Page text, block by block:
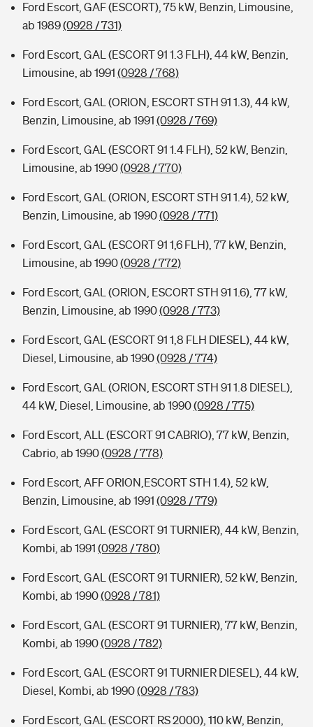
Ford Escort, GAF (ESCORT), 75 kW, Benzin, Limousine,
ab 1989(0928 / 731)
Ford Escort, GAL (ESCORT 91 1.3 FLH), 44 kW, Benzin,
Limousine, ab 1991 (0928 / 768)
Ford Escort, GAL (ORION, ESCORT STH 91 1.3), 44 kW,
Benzin, Limousine, ab 1991 (0928 / 769)
Ford Escort, GAL (ESCORT 91 1.4 FLH), 52 kW, Benzin,
Limousine, ab 1990(0928 / 770)
Ford Escort, GAL (ORION, ESCORT STH 91 1.4), 52 kW,
Benzin, Limousine, ab 1990(0928 / 771)
Ford Escort, GAL (ESCORT 91 1,6 FLH), 77 kW, Benzin,
Limousine, ab 1990(0928 / 772)
Ford Escort, GAL (ORION, ESCORT STH 91 1.6), 77 kW,
Benzin, Limousine, ab 1990(0928 / 773)
Ford Escort, GAL (ESCORT 91 1,8 FLH DIESEL), 44 kW,
Diesel, Limousine, ab 1990(0928 / 774)
Ford Escort, GAL (ORION, ESCORT STH 91 1.8 DIESEL),
44 kW, Diesel, Limousine, ab 1990(0928 / 775)
Ford Escort, ALL (ESCORT 91 CABRIO), 77 kW, Benzin,
Cabrio, ab 1990(0928 / 778)
Ford Escort, AFF ORION,ESCORT STH 1.4), 52 kW,
Benzin, Limousine, ab 1991 (0928 / 779)
Ford Escort, GAL (ESCORT 91 TURNIER), 44 kW, Benzin,
Kombi, ab 1991 (0928 / 780)
Ford Escort, GAL (ESCORT 91 TURNIER), 52 kW, Benzin,
Kombi, ab 1990(0928 / 781)
Ford Escort, GAL (ESCORT 91 TURNIER), 77 kW, Benzin,
Kombi, ab 1990(0928 / 782)
Ford Escort, GAL (ESCORT 91 TURNIER DIESEL), 44 kW,
Diesel, Kombi, ab 1990(0928 / 783)
Ford Escort, GAL (ESCORT RS 2000), 110 kW, Benzin,